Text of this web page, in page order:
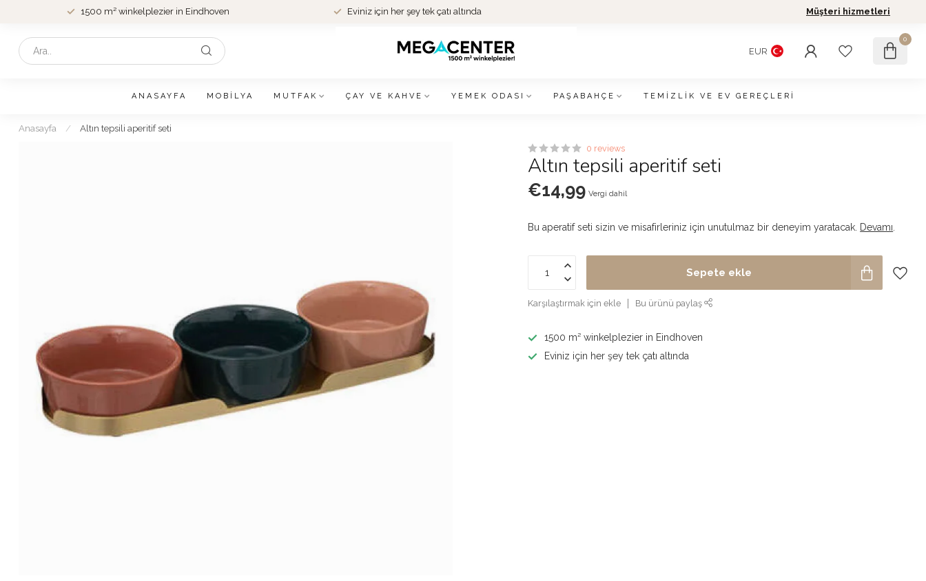
1500 m² winkelplezier in Eindhoven Eviniz için her şey tek çatı altında Müşteri hizmetleri
EUR
0
ANASAYFA MOBILYA MUTFAK ÇAY VE KAHVE YEMEK ODASI PAŞABAHÇE TEMIZLIK VE EV GEREÇLERI
Anasayfa / Altın tepsili aperitif seti
0 reviews
Altın tepsili aperitif seti
€14,99 Vergi dahil
Bu aperatif seti sizin ve misafirleriniz için unutulmaz bir deneyim yaratacak. Devamı
Sepete ekle
Karşılaştırmak için ekle Bu ürünü paylaş
1500 m² winkelplezier in Eindhoven
Eviniz için her şey tek çatı altında